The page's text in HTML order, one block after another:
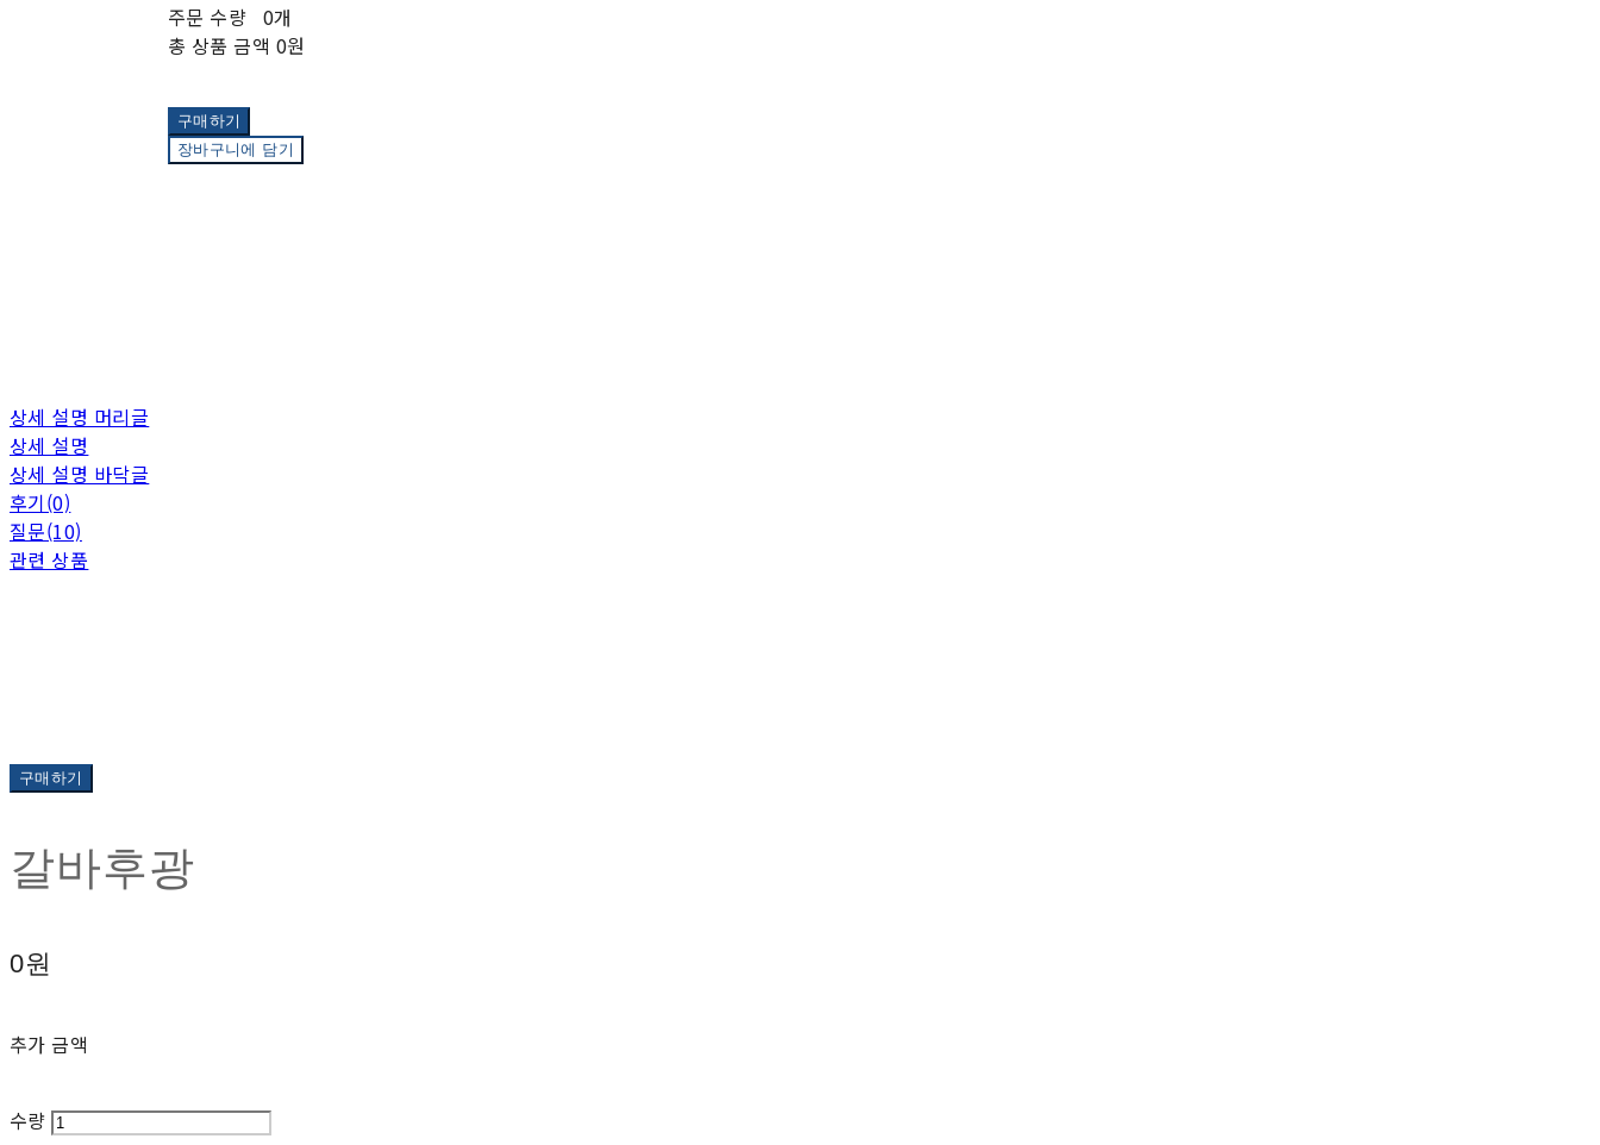
주문 수량 0개
총 상품 금액 0원
구매하기
장바구니에 담기
상세 설명 머리글
상세 설명
상세 설명 바닥글
후기(0)
질문(10)
관련 상품
구매하기
갈바후광
0원
추가 금액
수량